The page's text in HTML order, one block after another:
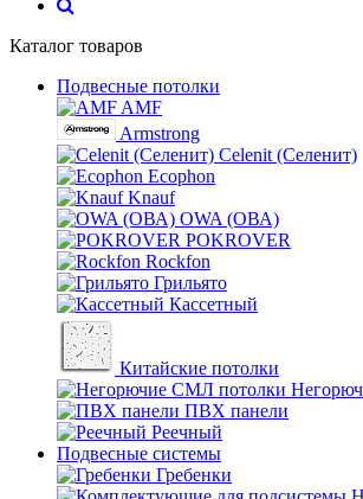
Каталог товаров
Подвесные потолки
AMF
Armstrong
Celenit (Селенит)
Ecophon
Knauf
OWA (ОВА)
POKROVER
Rockfon
Грильято
Кассетный
Китайские потолки
ПВХ панели
Реечный
Подвесные системы
Гребенки